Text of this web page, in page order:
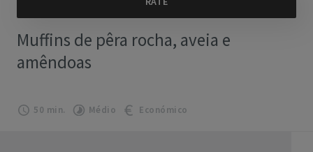
Muffins de pêra rocha, aveia e
amêndoas
50 min. Médio Económico